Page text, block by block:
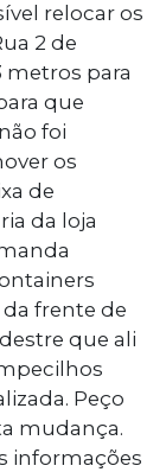
relocar os
2 de
metros para
que
foi
os
de
da loja
frente de
que ali
Peço
mudança.
informações